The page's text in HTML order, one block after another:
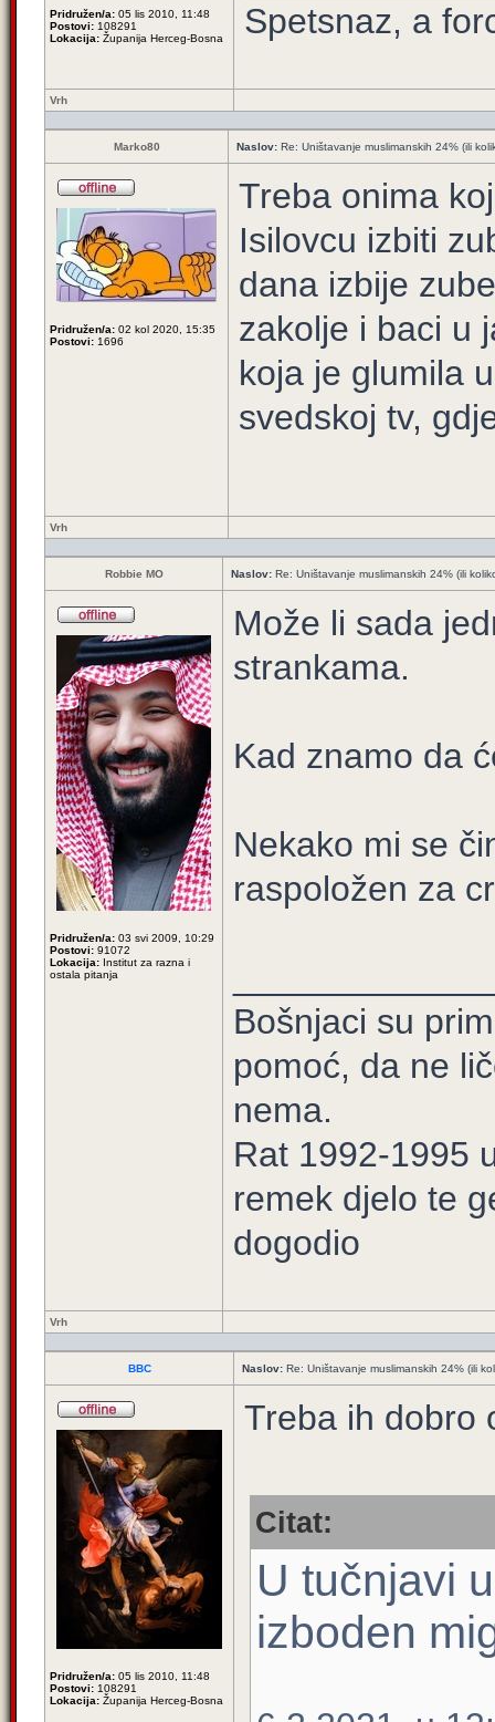
Pridružen/a: 05 lis 2010, 11:48
Postovi: 108291
Lokacija: Županija Herceg-Bosna
Spetsnaz, a
Vrh
Marko80 Naslov: Re: Uništavanje muslimanskih 24% (ili
Pridružen/a: 02 kol 2020, 15:35
Postovi: 1696
Treba onima
Isilovcu izbiti
dana izbije
zakolje i baci u
koja je glumila
svedskoj tv,
Vrh
Robbie MO Naslov: Re: Uništavanje muslimanskih 24% (ili
Pridružen/a: 03 svi 2009, 10:29
Postovi: 91072
Lokacija: Institut za razna i
ostala pitanja
Može li sada
strankama.
Kad znamo da
Nekako mi se
raspoložen za
Bošnjaci su
pomoć, da ne
nema.
Rat 1992-1995
remek djelo te
dogodio
Vrh
BBC Naslov: Re: Uništavanje muslimanskih 24% (ili
Pridružen/a: 05 lis 2010, 11:48
Postovi: 108291
Lokacija: Županija Herceg-Bosna
Treba ih dobro
Citat:
U tučnjavi
izboden